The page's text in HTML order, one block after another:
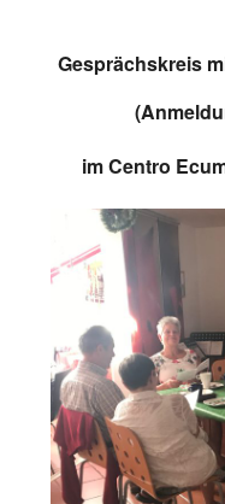
Gesprächskreis
im Centro